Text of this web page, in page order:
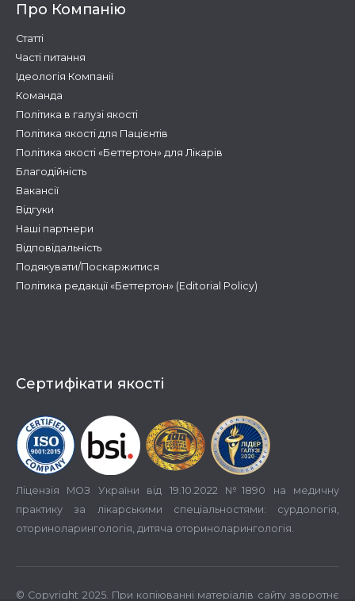
Про Компанію
Статті
Часті питання
Ідеологія Компанії
Команда
Політика в галузі якості
Політика якості для Пацієнтів
Політика якості «Беттертон» для Лікарів
Благодійність
Вакансії
Відгуки
Наші партнери
Відповідальність
Подякувати/Поскаржитися
Політика редакції «Беттертон» (Editorial Policy)
Сертифікати якості
Ліцензія МОЗ України від 19.10.2022 №1890 на медичну
практику за лікарськими спеціальностями: сурдологія,
оториноларингологія, дитяча оториноларингологія.
© Copyright 2025. При копіюванні матеріалів сайту зворотнє